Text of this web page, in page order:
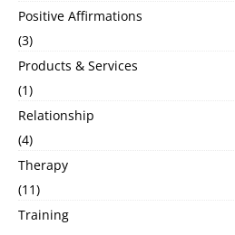
Positive Affirmations
(3)
Products & Services
(1)
Relationship
(4)
Therapy
(11)
Training